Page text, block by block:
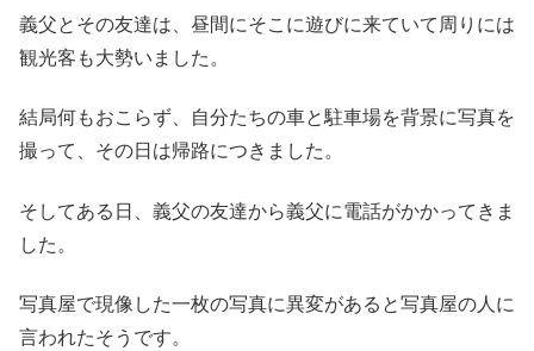
義父とその友達は、昼間にそこに遊びに来ていて周りには
観光客も大勢いました。
結局何もおこらず、自分たちの車と駐車場を背景に写真を
撮って、その日は帰路につきました。
そしてある日、義父の友達から義父に電話がかかってきま
した。
写真屋で現像した一枚の写真に異変があると写真屋の人に
言われたそうです。